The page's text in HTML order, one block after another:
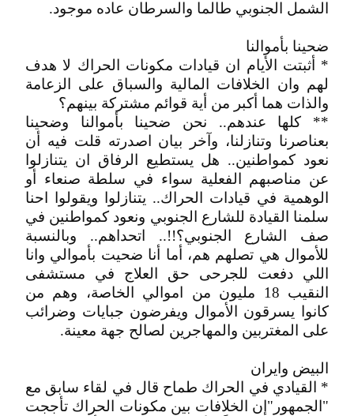
الشمل الجنوبي طالما والسرطان عاده موجود.
ضحينا بأموالنا
* أثبتت الأيام ان قيادات مكونات الحراك لا هدف
لهم وان الخلافات المالية والسباق على الزعامة
والذات هما أكبر من أية قوائم مشتركة بينهم؟
** كلها عندهم.. نحن ضحينا بأموالنا وضحينا
بعناصرنا وتنازلنا، وآخر بيان اصدرته قلت فيه أن
نعود كمواطنين.. هل يستطيع الرفاق ان يتنازلوا
عن مناصبهم الفعلية سواء في سلطة صنعاء أو
الوهمية في قيادات الحراك.. يتنازلوا ويقولوا احنا
سلمنا القيادة للشارع الجنوبي ونعود كمواطنين في
صف الشارع الجنوبي؟!!.. اتحداهم.. وبالنسبة
للأموال هي تصلهم هم، أما أنا ضحيت بأموالي وانا
اللي دفعت للجرحى حق العلاج في مستشفى
النقيب 18 مليون من اموالي الخاصة، وهم من
كانوا يسرقون الأموال ويفرضون جبايات وضرائب
على المغتربين والمهاجرين لصالح جهة معينة.
البيض وايران
* القيادي في الحراك طماح قال في لقاء سابق مع
"الجمهور"إن الخلافات بين مكونات الحراك تأججت